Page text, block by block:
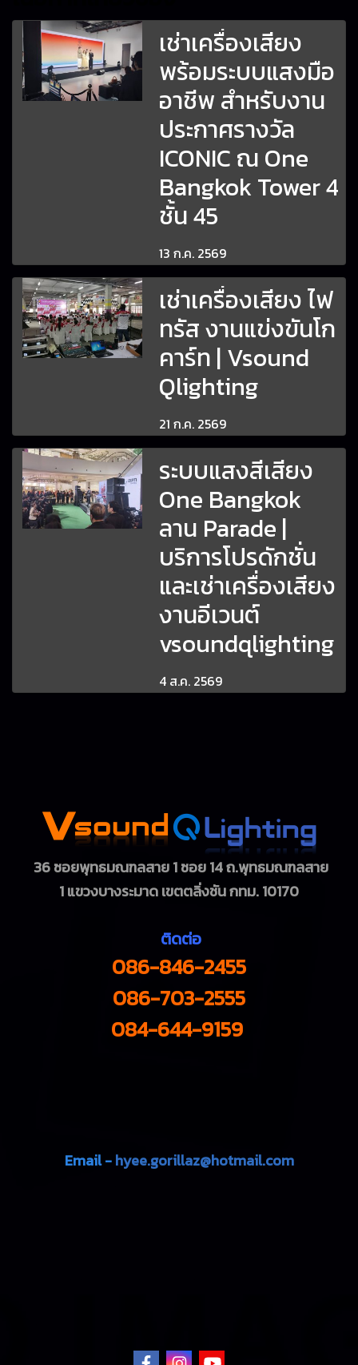
เช่าเครื่องเสียง
พร้อมระบบแสงมือ
อาชีพ สำหรับงาน
ประกาศรางวัล
ICONIC ณ One
Bangkok Tower 4
ชั้น 45
13 ก.ค. 2569
เช่าเครื่องเสียง ไฟ
ทรัส งานแข่งขันโก
คาร์ท | Vsound
Qlighting
21 ก.ค. 2569
ระบบแสงสีเสียง
One Bangkok
ลาน Parade |
บริการโปรดักชั่น
และเช่าเครื่องเสียง
งานอีเวนต์
vsoundqlighting
4 ส.ค. 2569
36 ซอยพุทธมณฑลสาย 1 ซอย 14 ถ.พุทธมณฑลสาย
1แขวงบางระมาด เขตตลิ่งชัน กทม. 10170
ติดต่อ
086-846-2455
086-703-2555
084-644-9159
Email -hyee.gorillaz@hotmail.com